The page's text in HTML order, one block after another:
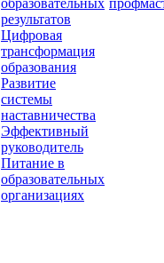
образовательных
результатов
Цифровая
трансформация
образования
Развитие
системы
наставничества
Эффективный
руководитель
Питание в
образовательных
организациях